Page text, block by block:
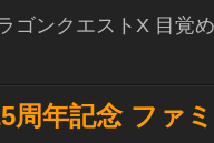
ゴンクエストX 目覚
周年記念 ファ